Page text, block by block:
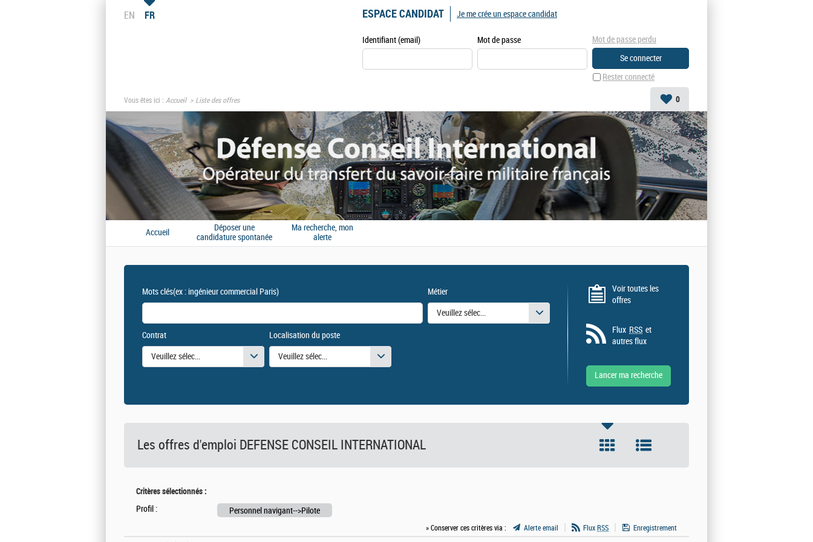
EN FR ESPACE CANDIDAT
Identifiant (email) Mot de passe
Rester connecté
Mot de passe perdu
Je me crée un espace candidat
Vous êtes ici : Accueil Liste des offres 0
Accueil
Déposer une
candidature spontanée
Ma recherche, mon
alerte
Mots clés(ex : ingénieur commercial Paris) Métier
Veuillez sélectionner une ou des valeurs
Contrat
Veuillez sélectionner une ou des valeurs
Localisation du poste
Veuillez sélectionner une ou des valeurs
Voir toutes les
offres
Flux RSS et
autres flux
Les offres d'emploi DEFENSE CONSEIL INTERNATIONAL
Critères sélectionnés :
Profil : Personnel navigant-->Pilote
» Conserver ces critères via : Alerte email Flux RSS
Enregistrement